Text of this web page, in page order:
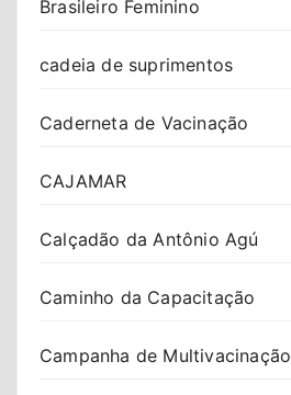
Brasileiro Feminino
cadeia de suprimentos
Caderneta de Vacinação
CAJAMAR
Calçadão da Antônio Agú
Caminho da Capacitação
Campanha de Multivacinação